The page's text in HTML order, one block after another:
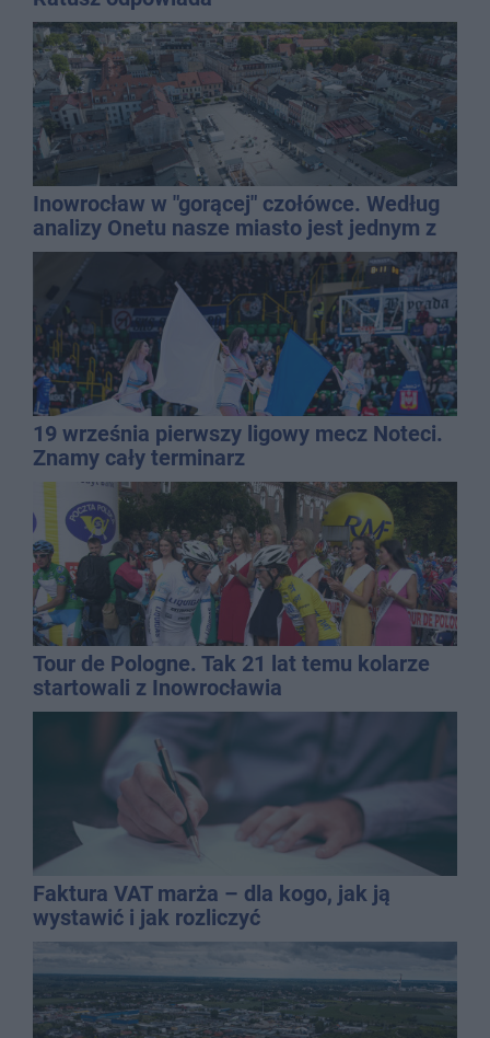
Inowrocław w "gorącej" czołówce. Według
analizy Onetu nasze miasto jest jednym z
najbardziej narażonych na upały
19 września pierwszy ligowy mecz Noteci.
Znamy cały terminarz
Tour de Pologne. Tak 21 lat temu kolarze
startowali z Inowrocławia
Faktura VAT marża – dla kogo, jak ją
wystawić i jak rozliczyć